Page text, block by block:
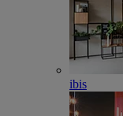
ibis